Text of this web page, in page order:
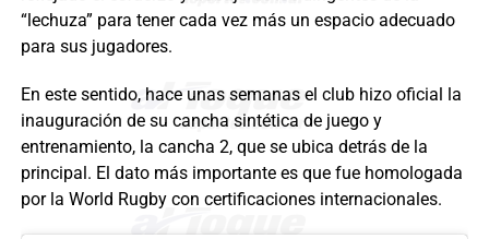
“lechuza” para tener cada vez más un espacio adecuado
para sus jugadores.
En este sentido, hace unas semanas el club hizo oficial la
inauguración de su cancha sintética de juego y
entrenamiento, la cancha 2, que se ubica detrás de la
principal. El dato más importante es que fue homologada
por la World Rugby con certificaciones internacionales.